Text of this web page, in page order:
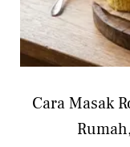
Cara Masak